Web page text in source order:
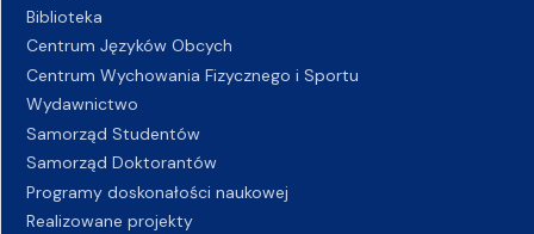
Biblioteka
Centrum Języków Obcych
Centrum Wychowania Fizycznego i Sportu
Wydawnictwo
Samorząd Studentów
Samorząd Doktorantów
Programy doskonałości naukowej
Realizowane projekty